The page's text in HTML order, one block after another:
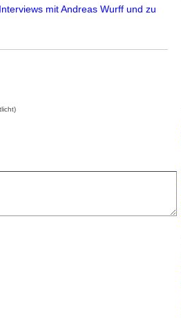
mit Andreas Wurff und zu